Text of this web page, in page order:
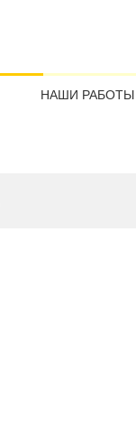
НАШИ РАБОТЫ